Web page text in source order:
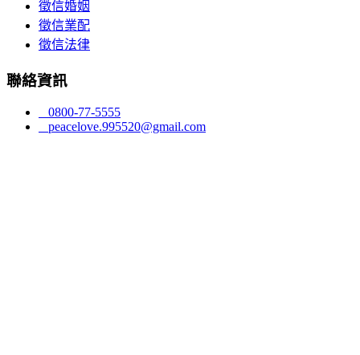
徵信婚姻
徵信業配
徵信法律
聯絡資訊
0800-77-5555
peacelove.995520@gmail.com